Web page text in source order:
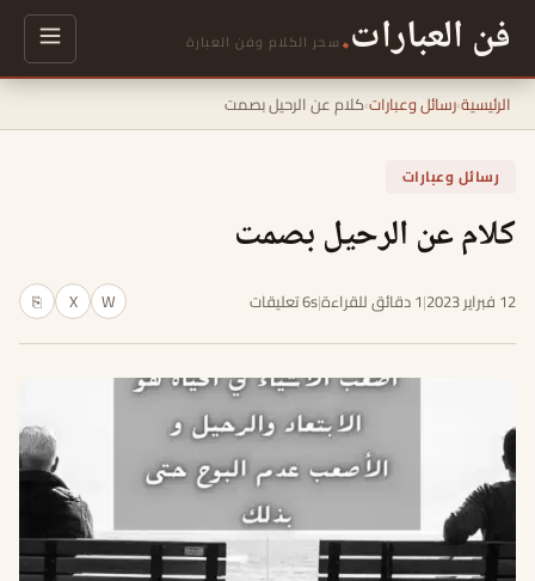
فن العبارات. سحر الكلام وفن العبارة
الرئيسية›رسائل وعبارات›كلام عن الرحيل بصمت
رسائل وعبارات
كلام عن الرحيل بصمت
12 فبراير 2023 |1 دقائق للقراءة |6s تعليقات W
X
⎘